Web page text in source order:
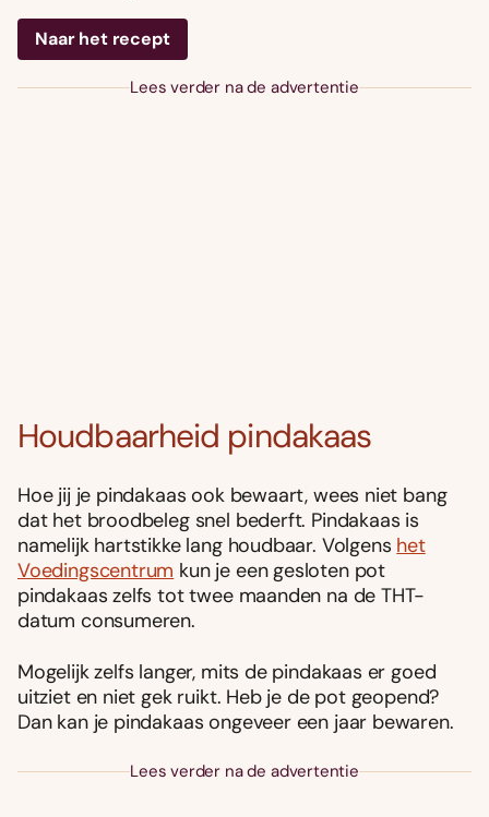
Naar het recept
Lees verder na de advertentie
Houdbaarheid pindakaas
Hoe jij je pindakaas ook bewaart, wees niet bang
dat het broodbeleg snel bederft. Pindakaas is
namelijk hartstikke lang houdbaar. Volgens het
Voedingscentrum kun je een gesloten pot
pindakaas zelfs tot twee maanden na de THT-
datum consumeren.
Mogelijk zelfs langer, mits de pindakaas er goed
uitziet en niet gek ruikt. Heb je de pot geopend?
Dan kan je pindakaas ongeveer een jaar bewaren.
Lees verder na de advertentie